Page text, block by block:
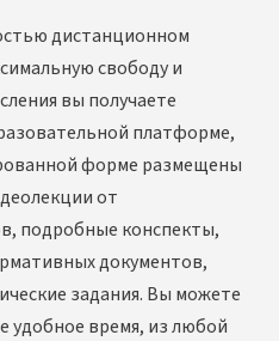
дистанционном
свободу и
вы получаете
платформе,
форме размещены
от
подробные конспекты,
документов,
задания. Вы можете
удобное время, из любой